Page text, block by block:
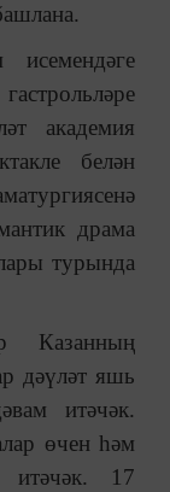
академия
белән
драма
турында
Казанның
дәүләт яшь
итәчәк.
өчен һәм
итәчәк. 17